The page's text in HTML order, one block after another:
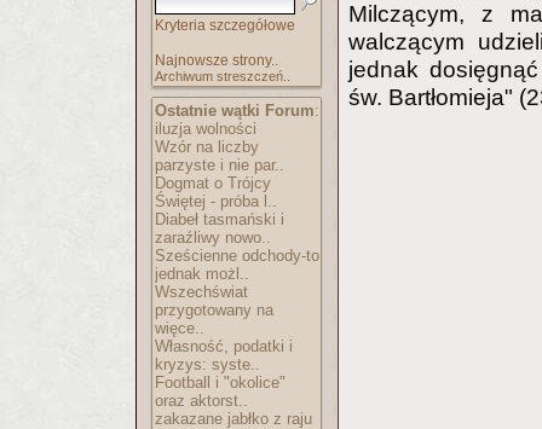
Kryteria szczegółowe
Najnowsze strony..
Archiwum streszczeń..
Ostatnie wątki Forum:
iluzja wolności
Wzór na liczby
parzyste i nie par..
Dogmat o Trójcy
Świętej - próba l..
Diabeł tasmański i
zaraźliwy nowo..
Sześcienne odchody-to
jednak możl..
Wszechświat
przygotowany na
więce..
Własność, podatki i
kryzys: syste..
Football i "okolice"
oraz aktorst..
zakazane jabłko z raju
Milczącym, z
walczącym
jednak
św. Bartłomieja"